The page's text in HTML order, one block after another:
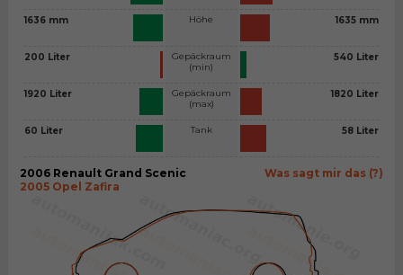
1636 mm
200 Liter
1920 Liter
60 Liter
Höhe
Gepäckraum
(min)
Gepäckraum
(max)
Tank
1635 mm
540 Liter
1820 Liter
58 Liter
Was sagt mir das (?)
2006 Renault Grand Scenic
2005 Opel Zafira